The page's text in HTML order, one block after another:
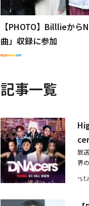
【PHOTO】Billlieから
曲」収録に参加
記事一覧
放
界
画